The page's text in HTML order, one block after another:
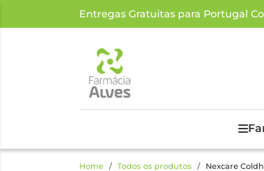
Entregas Gratuitas para Portugal
Home Todos os produtos Nexcare